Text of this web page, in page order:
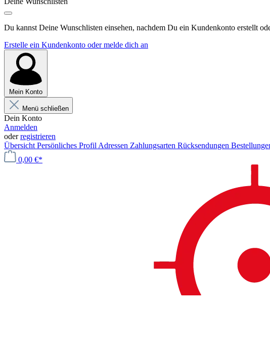
Du kannst Deine Wunschlisten einsehen, nachdem Du ein Kundenkonto erstellt
Erstelle ein Kundenkonto oder melde dich an
Mein Konto
Menü schließen
Dein Konto
Anmelden
oderregistrieren
Übersicht Persönliches Profil Adressen Zahlungsarten Rücksendungen
0,00 €*